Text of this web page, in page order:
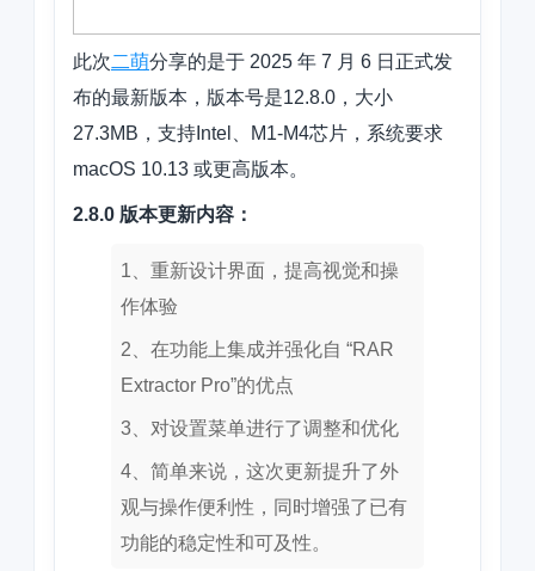
此次二萌分享的是于 2025 年 7 月 6 日正式发
布的最新版本，版本号是12.8.0，大小
27.3MB，支持Intel、M1-M4芯片 ，系统要求
macOS 10.13 或更高版本。
2.8.0 版本更新内容：
1、重新设计界面，提高视觉和操
作体验
2、在功能上集成并强化自 “RAR
Extractor Pro”的优点
3、对设置菜单进行了调整和优化
4、简单来说，这次更新提升了外
观与操作便利性，同时增强了已有
功能的稳定性和可及性。